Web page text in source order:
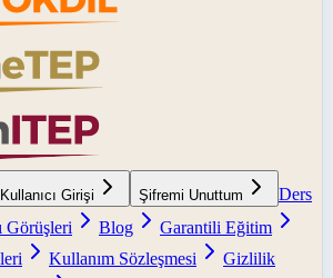
Kullanıcı Girişi Şifremi Unuttum
Ders
Görüşleri Blog
Garantili Eğitim
Kullanım Sözleşmesi
Gizlilik